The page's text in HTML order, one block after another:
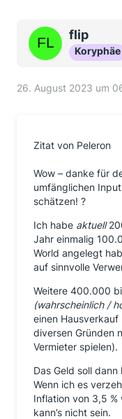
flip
Koryphäe
26. August 2023 um
Zitat von Peleron
Wow – danke für
umfänglichen
schätzen! ?
Ich habe aktuell
Jahr einmalig
World angelegt
auf sinnvolle
Weitere 400.000
(wahrscheinlich /
einen
diversen Gründen
Vermieter spielen).
Das Geld soll
Wenn ich es
Inflation von 3,5
kann’s nicht sein.